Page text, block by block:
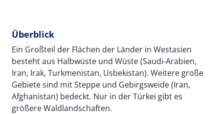
Überblick
Ein Großteil der Flächen der Länder in Westasien
besteht aus Halbwüste und Wüste (Saudi-Arabien,
Iran, Irak, Turkmenistan, Usbekistan). Weitere große
Gebiete sind mit Steppe und Gebirgsweide (Iran,
Afghanistan) bedeckt. Nur in der Türkei gibt es
größere Waldlandschaften.